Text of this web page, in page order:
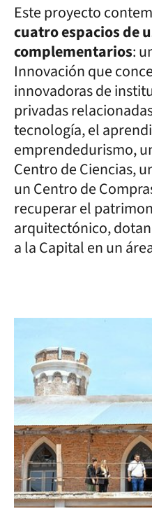
Este proyecto
cuatro espacios de
complementarios:
Innovación que
innovadoras de
privadas
tecnología, el
emprendedurismo,
Centro de Ciencias,
un Centro de
recuperar el
arquitectónico,
a la Capital en un